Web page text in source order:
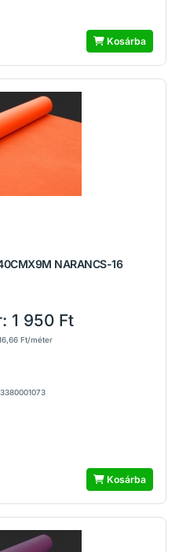
Kosárba
NARANCS-16
1 950 Ft
Ft/méter
Kosárba